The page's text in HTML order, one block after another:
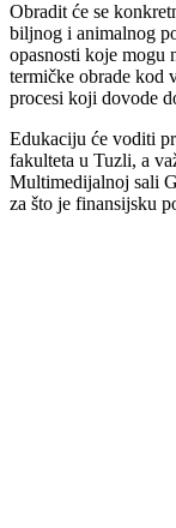
Obradit će se
biljnog i animalnog
opasnosti koje mogu
termičke obrade kod
procesi koji dovode
Edukaciju će voditi
fakulteta u Tuzli, a
Multimedijalnoj sali
za što je finansijsku